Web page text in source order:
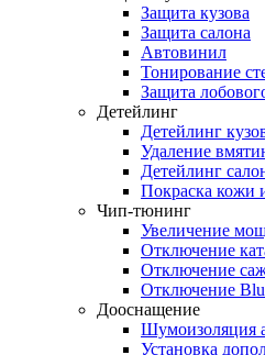
Защита кузова
Защита салона
Автовинил
Тонирование
Защита
Детейлинг
Детейлинг
Удаление
Детейлинг
Покраска кожи
Чип-тюнинг
Увеличение
Отключение
Отключение
Отключение
Дооснащение
Шумоизоляция
Установка